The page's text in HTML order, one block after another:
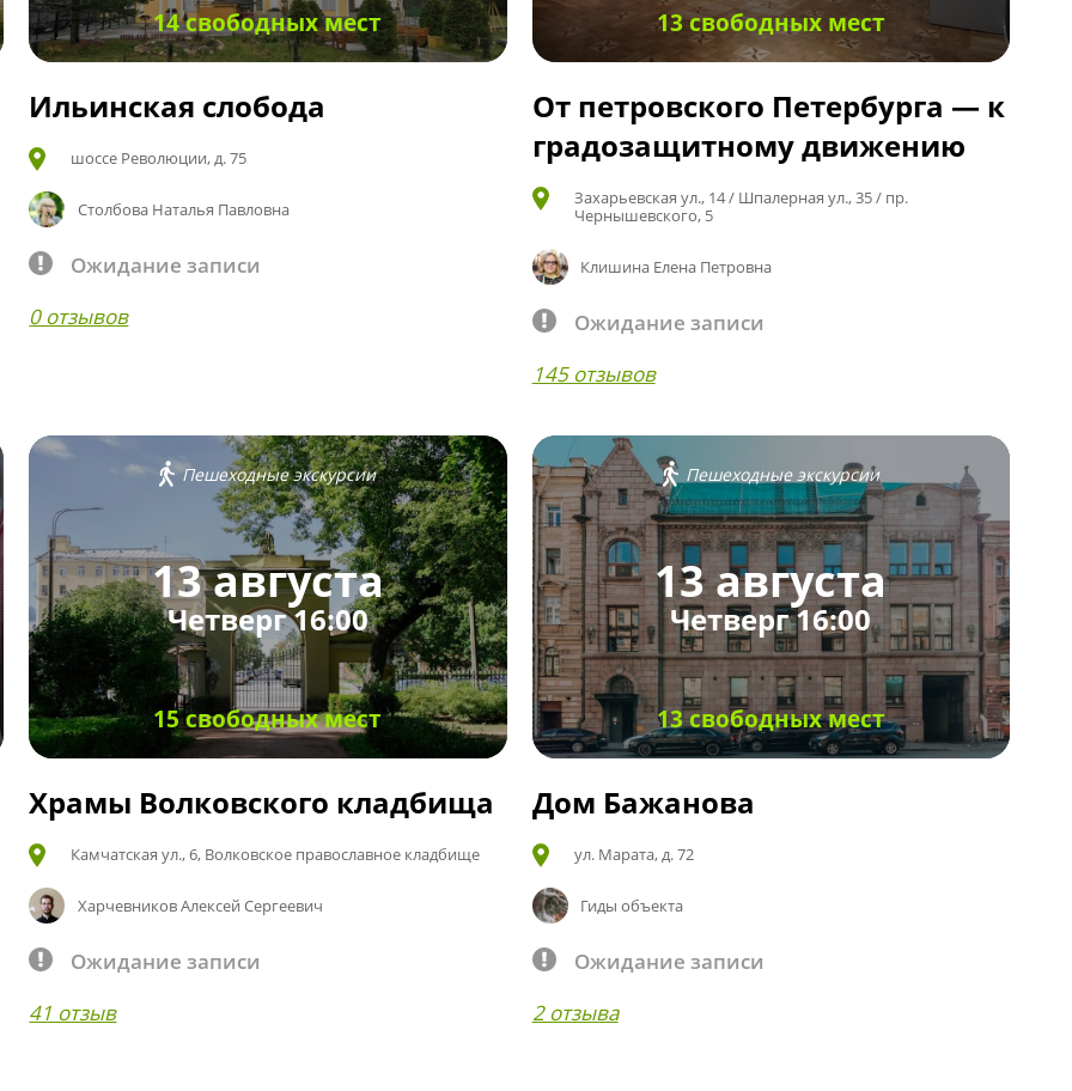
14 свободных мест
Ильинская слобода
шоссе Революции, д. 75
Столбова Наталья Павловна
Ожидание записи
0 отзывов
13 свободных мест
От петровского Петербурга — к
градозащитному движению
Захарьевская ул., 14 / Шпалерная ул., 35 / пр.
Чернышевского, 5
Клишина Елена Петровна
Ожидание записи
145 отзывов
Пешеходные экскурсии
13 августа
Четверг 16:00
15 свободных мест
Храмы Волковского кладбища
Камчатская ул., 6, Волковское православное кладбище
Харчевников Алексей Сергеевич
Ожидание записи
41 отзыв
Пешеходные экскурсии
13 августа
Четверг 16:00
13 свободных мест
Дом Бажанова
ул. Марата, д. 72
Гиды объекта
Ожидание записи
2 отзыва